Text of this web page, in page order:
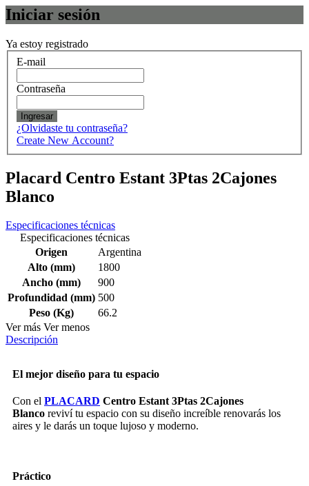
Iniciar sesión
Ya estoy registrado
E-mail
Contraseña
Ingresar
¿Olvidaste tu contraseña?
Create New Account?
Placard Centro Estant 3Ptas 2Cajones
Blanco
Especificaciones técnicas
Especificaciones técnicas
Origen
Argentina
Alto (mm)
1800
Ancho (mm)
900
Profundidad (mm) 500
Peso (Kg)
66.2
Ver más Ver menos
Descripción
El mejor diseño para tu espacio
Con el PLACARD Centro Estant 3Ptas 2Cajones
Blanco reviví tu espacio con su diseño increíble renovarás los
aires y le darás un toque lujoso y moderno.
Práctico